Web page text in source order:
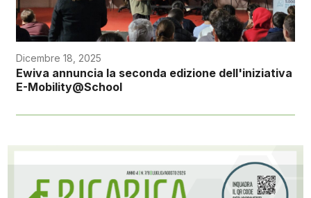
Dicembre 18, 2025
Ewiva annuncia la seconda edizione dell'iniziativa
E-Mobility@School